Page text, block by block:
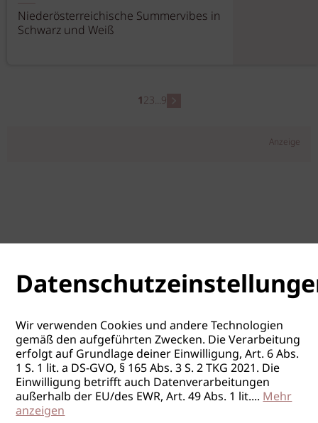
Niederösterreichische Summervibes in
Schwarz und Weiß
123...9
Anzeige
Wir verwenden Cookies und andere Technologien
gemäß den aufgeführten Zwecken. Die Verarbeitung
erfolgt auf Grundlage deiner Einwilligung, Art. 6 Abs.
1 S. 1 lit. a DS-GVO, § 165 Abs. 3 S. 2 TKG 2021. Die
Einwilligung betrifft auch Datenverarbeitungen
außerhalb der EU/des EWR, Art. 49 Abs. 1 lit....Mehr
anzeigen